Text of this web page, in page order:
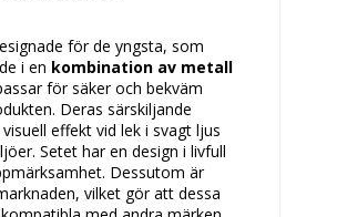
för de yngsta, som
i en kombination av metall
för säker och bekväm
Deras särskiljande
effekt vid lek i svagt ljus
Setet har en design i livfull
Dessutom är
vilket gör att dessa